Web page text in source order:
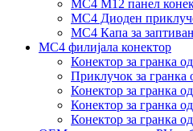
MC4 M12 панел
MC4 Диоден
MC4 Капа за
MC4 филијала конектор
Конектор за гранка
Приклучок за гранка
Конектор за гранка
Конектор за гранка
Конектор за гранка